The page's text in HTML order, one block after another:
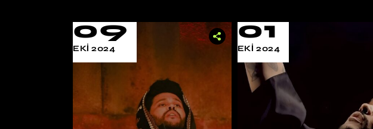
09
EKI 2024
01
EKI 2024